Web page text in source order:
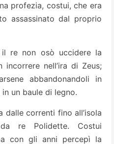
profezia, costui, che era
assassinato dal proprio
re non osò uccidere la
nell’ira di Zeus;
abbandonandoli in
un baule di legno.
dalle correnti fino all’isola
re Polidette. Costui
con gli anni percepì la